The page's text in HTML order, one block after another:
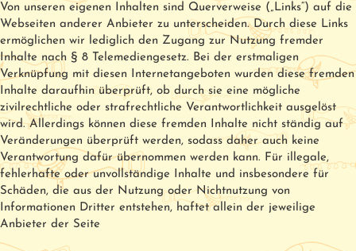
Von unseren eigenen Inhalten sind Querverweise („Links“) auf die
Webseiten anderer Anbieter zu unterscheiden. Durch diese Links
ermöglichen wir lediglich den Zugang zur Nutzung fremder
Inhalte nach § 8 Telemediengesetz. Bei der erstmaligen
Verknüpfung mit diesen Internetangeboten wurden diese fremden
Inhalte daraufhin überprüft, ob durch sie eine mögliche
zivilrechtliche oder strafrechtliche Verantwortlichkeit ausgelöst
wird. Allerdings können diese fremden Inhalte nicht ständig auf
Veränderungen überprüft werden, sodass daher auch keine
Verantwortung dafür übernommen werden kann. Für illegale,
fehlerhafte oder unvollständige Inhalte und insbesondere für
Schäden, die aus der Nutzung oder Nichtnutzung von
Informationen Dritter entstehen, haftet allein der jeweilige
Anbieter der Seite